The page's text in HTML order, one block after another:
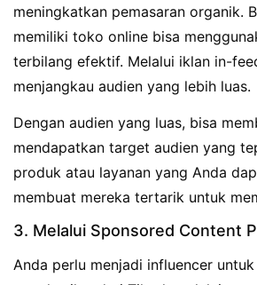
meningkatkan pemasaran organik.
memiliki toko online bisa
terbilang efektif. Melalui iklan in-
menjangkau audien yang lebih luas.
Dengan audien yang luas, bisa
mendapatkan target audien yang
produk atau layanan yang Anda
membuat mereka tertarik untuk
3. Melalui Sponsored Content
Anda perlu menjadi influencer